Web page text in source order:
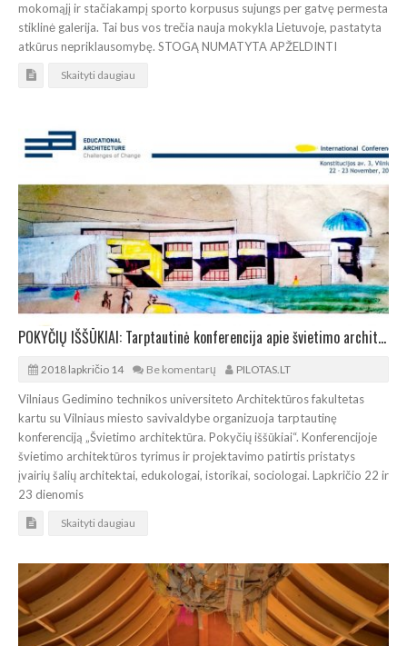
mokomąjį ir stačiakampį sporto korpusus sujungs per gatvę permesta
stiklinė galerija. Tai bus vos trečia nauja mokykla Lietuvoje, pastatyta
atkūrus nepriklausomybę. STOGĄ NUMATYTA APŽELDINTI
Skaityti daugiau
POKYČIŲ IŠŠŪKIAI: Tarptautinė konferencija apie švietimo architektūrą
2018 lapkričio 14 Be komentarų PILOTAS.LT
Vilniaus Gedimino technikos universiteto Architektūros fakultetas
kartu su Vilniaus miesto savivaldybe organizuoja tarptautinę
konferenciją „Švietimo architektūra. Pokyčių iššūkiai“. Konferencijoje
švietimo architektūros tyrimus ir projektavimo patirtis pristatys
įvairių šalių architektai, edukologai, istorikai, sociologai. Lapkričio 22 ir
23 dienomis
Skaityti daugiau